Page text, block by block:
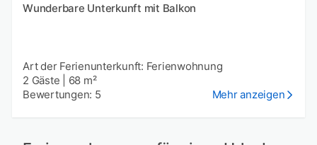
Wunderbare Unterkunft mit Balkon
Art der Ferienunterkunft: Ferienwohnung
2 Gäste
68 m²
Bewertungen: 5
Mehr anzeigen